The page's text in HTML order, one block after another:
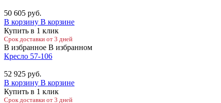
50 605 руб.
В корзину В корзине
Купить в 1 клик
Срок доставки от 3 дней
В избранное В избранном
Кресло 57-106
52 925 руб.
В корзину В корзине
Купить в 1 клик
Срок доставки от 3 дней